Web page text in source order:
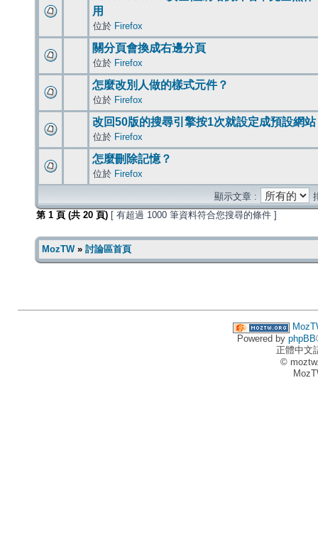
用
位於 Firefox
關分頁會換成右邊分頁
位於 Firefox
怎麼改別人做的樣式元件？
位於 Firefox
改回50版的搜尋引擎按1次就設定成預設網站
位於 Firefox
怎麼刪除記憶？
位於 Firefox
顯示文章 :
第 1 頁 (共 20 頁) [ 有超過 1000 筆資料符合您搜尋的條件 ]
MozTW» 討論區首頁
Powered by phpBB
正體中文
©